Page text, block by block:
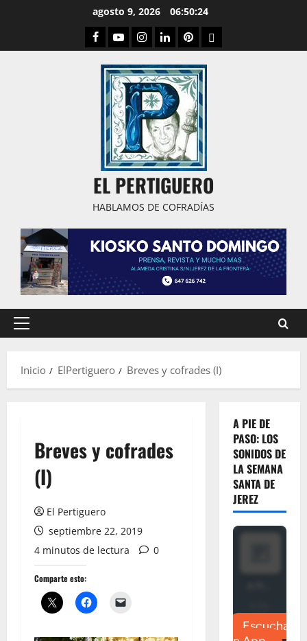
agosto 9, 2026 06:50:25
Facebook
YoutubeInstagram
LinkedPinterestDribbble
EL PERTIGUERO
HABLAMOS DE COFRADÍAS
Menú
Inicio
ElPertiguero Breves y cofrades (I)
Breves y cofrades
(I)
El Pertiguero
septiembre 22, 2019
4 minutos de lectura
0
Comparte esto:
A PIE DE
PASO: LOS
SONIDOS DE
LA SEMANA
SANTA DE
JEREZ